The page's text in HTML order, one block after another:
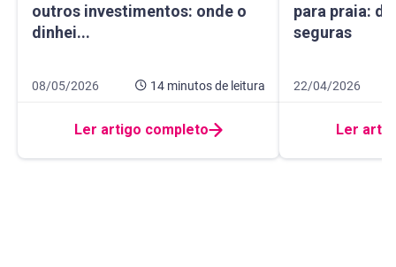
outros investimentos: onde o
dinhei...
Data de publicação 8 de maio de 2026
08/05/2026 14 minutosde leitura
14 minutos de leitura
Ler artigo completo
para praia:
seguras
Data de
22/04/2026
9 minutos de
Ler